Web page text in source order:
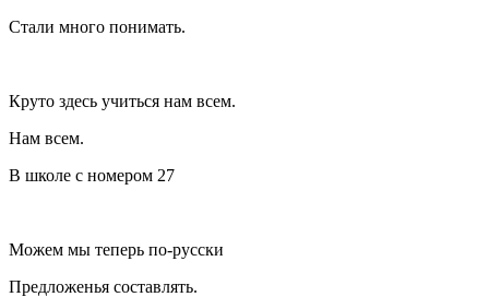
Стали много понимать.
Круто здесь учиться нам всем.
Нам всем.
В школе с номером 27
Можем мы теперь по-русски
Предложенья составлять.